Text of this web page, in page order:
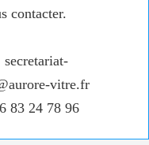
contacter.
vitre.fr
83 24 78 96